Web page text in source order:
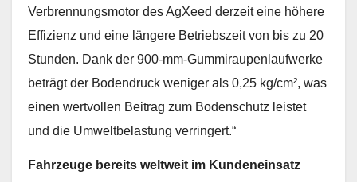
Verbrennungsmotor des AgXeed derzeit eine höhere
Effizienz und eine längere Betriebszeit von bis zu 20
Stunden. Dank der 900-mm-Gummiraupenlaufwerke
beträgt der Bodendruck weniger als 0,25 kg/cm², was
einen wertvollen Beitrag zum Bodenschutz leistet
und die Umweltbelastung verringert.“
Fahrzeuge bereits weltweit im Kundeneinsatz